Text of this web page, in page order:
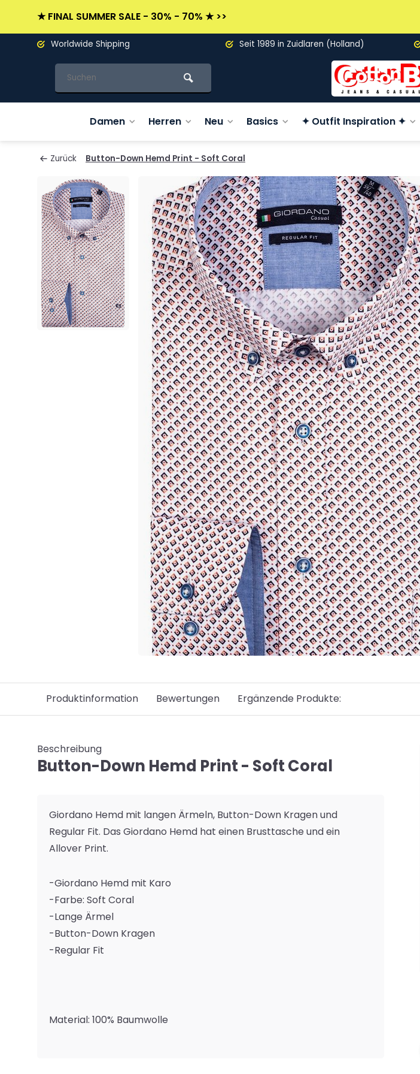
★ FINAL SUMMER SALE - 30% - 70% ★ >>
Worldwide Shipping Seit 1989 in Zuidlaren (Holland)
Damen Herren Neu Basics ✦ Outfit Inspiration ✦
Zurück Button-Down Hemd Print - Soft Coral
Produktinformation Bewertungen Ergänzende Produkte:
Beschreibung
Button-Down Hemd Print - Soft Coral
Giordano Hemd mit langen Ärmeln, Button-Down Kragen und
Regular Fit. Das Giordano Hemd hat einen Brusttasche und ein
Allover Print.
-Giordano Hemd mit Karo
-Farbe: Soft Coral
-Lange Ärmel
-Button-Down Kragen
-Regular Fit
Material: 100% Baumwolle